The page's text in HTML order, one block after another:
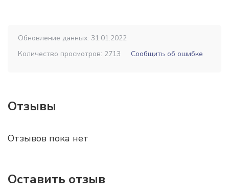
Обновление данных: 31.01.2022
Количество просмотров: 2713
Сообщить об ошибке
Отзывы
Отзывов пока нет
Оставить отзыв